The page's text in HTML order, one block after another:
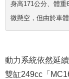
身高171公分、體重
微懸空，但由於車
動力系統依然延
雙缸249cc「